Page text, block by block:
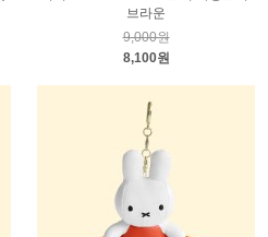
브라운
9,000원
8,100원